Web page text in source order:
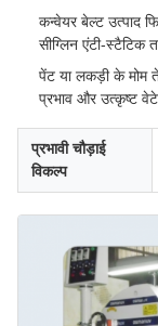
कन्वेयर बेल्ट उत्पाद
सीग्लिन एंटी-स्टैटिक
पेंट या लकड़ी के मोम
प्रभाव और उत्कृष्ट
प्रभावी चौड़ाई
विकल्प